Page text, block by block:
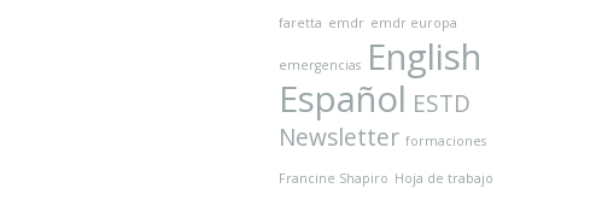
faretta emdr emdr europa
emergencias English
Español ESTD
Newsletter formaciones
Francine Shapiro Hoja de trabajo